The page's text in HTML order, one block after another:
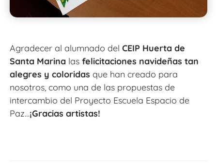
Agradecer al alumnado del CEIP Huerta de
Santa Marina las felicitaciones navideñas tan
alegres y coloridas que han creado para
nosotros, como una de las propuestas de
intercambio del Proyecto Escuela Espacio de
Paz…¡Gracias artistas!